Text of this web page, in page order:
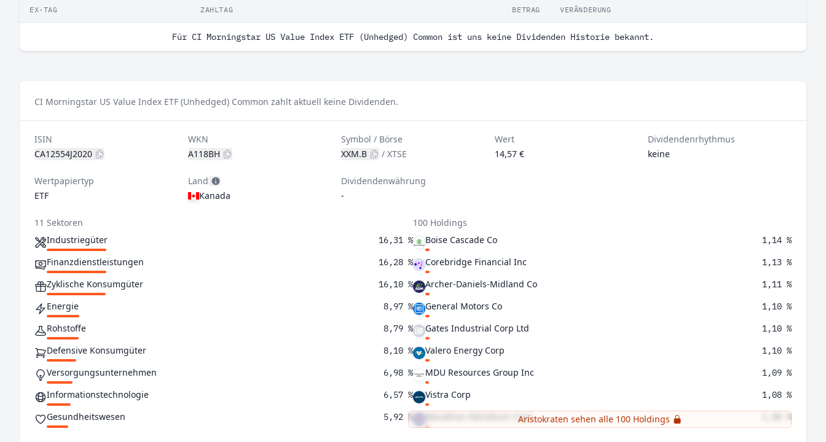
EX-TAG ZAHLTAG BETRAG VERÄNDERUNG
Für CI Morningstar US Value Index ETF (Unhedged) Common ist uns keine Dividenden Historie bekannt.
CI Morningstar US Value Index ETF (Unhedged) Common zahlt aktuell keine Dividenden.
ISIN
CA12554J2020
WKN
A118BH
Symbol / Börse
XXM.B
/XTSE
Wert
14,57 €
Dividendenrhythmus
keine
Wertpapiertyp
ETF
Land
Kanada
Dividendenwährung
-
11 Sektoren
Industriegüter
16,31 %
Finanzdienstleistungen 16,28 %
Zyklische Konsumgüter 16,10 %
Energie 8,97 %
Rohstoffe 8,79 %
Defensive Konsumgüter 8,10 %
Versorgungsunternehmen 6,98 %
Informationstechnologie 6,57 %
Gesundheitswesen 5,92 %
100 Holdings
Boise Cascade Co
1,14 %
Corebridge Financial Inc 1,13 %
Archer-Daniels-Midland Co 1,11 %
General Motors Co 1,10 %
Gates Industrial Corp Ltd 1,10 %
Valero Energy Corp 1,10 %
MDU Resources Group Inc 1,09 %
Vistra Corp 1,08 %
Marathon Petroleum Corp 1,08 %
Aristokraten sehen alle 100 Holdings